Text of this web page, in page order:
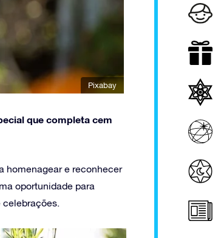
Pixabay
que completa cem
homenagear e reconhecer
oportunidade para
celebrações.